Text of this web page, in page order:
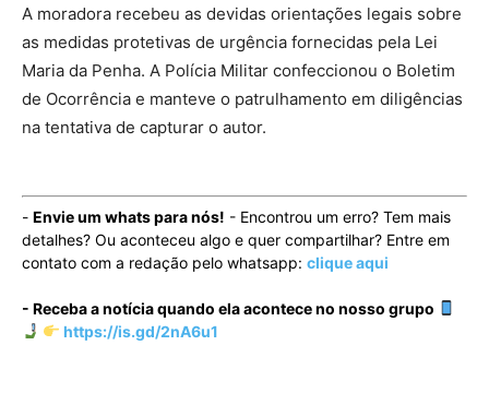
A moradora recebeu as devidas orientações legais sobre
as medidas protetivas de urgência fornecidas pela Lei
Maria da Penha. A Polícia Militar confeccionou o Boletim
de Ocorrência e manteve o patrulhamento em diligências
na tentativa de capturar o autor.
- Envie um whats para nós! - Encontrou um erro? Tem mais
detalhes? Ou aconteceu algo e quer compartilhar? Entre em
contato com a redação pelo whatsapp: clique aqui
- Receba a notícia quando ela acontece no nosso grupo
https://is.gd/2nA6u1